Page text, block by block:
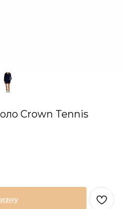
Crown Tennis